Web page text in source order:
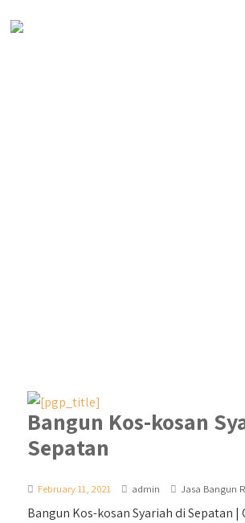
Bangun Kos-kosan
Sepatan
February 11, 2021 admin Jasa Bangun
Bangun Kos-kosan Syariah di Sepatan |